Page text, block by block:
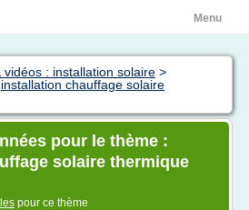
Menu
vidéos : installation solaire >
installation chauffage solaire
pour le thème :
solaire thermique
pour ce thème